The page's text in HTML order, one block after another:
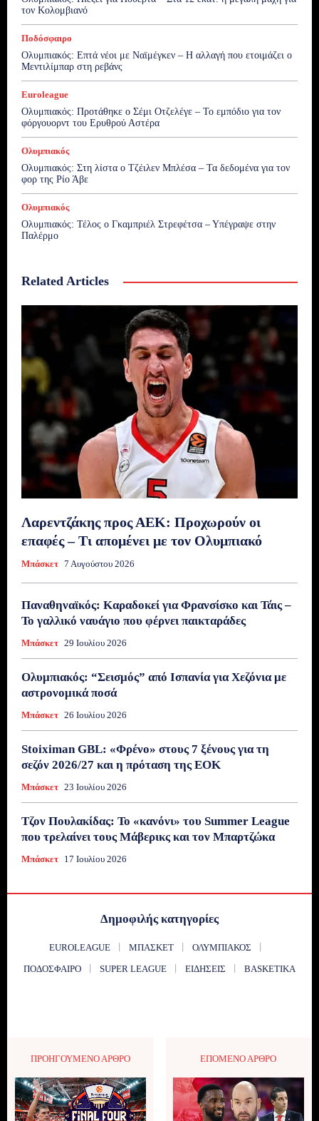
τον Κολομβιανό
Ποδόσφαιρο
Ολυμπιακός: Επτά νέοι με Ναϊμέγκεν – Η αλλαγή που ετοιμάζει ο
Μεντιλίμπαρ στη ρεβάνς
Euroleague
Ολυμπιακός: Προτάθηκε ο Σέμι Οτζελέγε – Το εμπόδιο για τον
φόργουορντ του Ερυθρού Αστέρα
Ολυμπιακός
Ολυμπιακός: Στη λίστα ο Τζέιλεν Μπλέσα – Τα δεδομένα για τον
φορ της Ρίο Άβε
Ολυμπιακός
Ολυμπιακός: Τέλος ο Γκαμπριέλ Στρεφέτσα – Υπέγραψε στην
Παλέρμο
Related Articles
Λαρεντζάκης προς ΑΕΚ: Προχωρούν οι
επαφές – Τι απομένει με τον Ολυμπιακό
Μπάσκετ 7 Αυγούστου 2026
Παναθηναϊκός: Καραδοκεί για Φρανσίσκο και Τάις –
Το γαλλικό ναυάγιο που φέρνει παικταράδες
Μπάσκετ 29 Ιουλίου 2026
Ολυμπιακός: “Σεισμός” από Ισπανία για Χεζόνια με
αστρονομικά ποσά
Μπάσκετ 26 Ιουλίου 2026
Stoiximan GBL: «Φρένο» στους 7 ξένους για τη
σεζόν 2026/27 και η πρόταση της ΕΟΚ
Μπάσκετ 23 Ιουλίου 2026
Τζον Πουλακίδας: Το «κανόνι» του Summer League
που τρελαίνει τους Μάβερικς και τον Μπαρτζώκα
Μπάσκετ 17 Ιουλίου 2026
Δημοφιλής κατηγορίες
EUROLEAGUE ΜΠΆΣΚΕΤ
ΟΛΥΜΠΙΑΚΌΣ
ΠΟΔΌΣΦΑΙΡΟ
SUPER LEAGUE ΕΙΔΉΣΕΙΣ BASKETIKA
ΠΡΟΗΓΟΎΜΕΝΟ ΆΡΘΡΟ ΕΠΌΜΕΝΟ ΆΡΘΡΟ